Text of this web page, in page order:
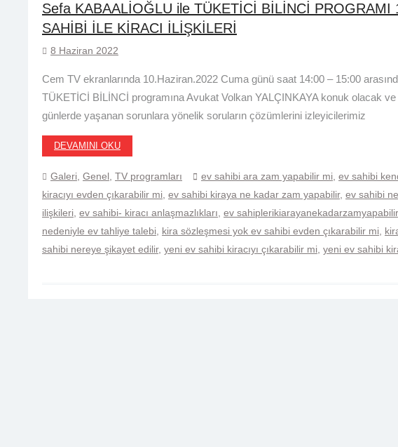
Sefa KABAALİOĞLU ile TÜKETİCİ BİLİNCİ
SAHİBİ İLE KİRACI İLİŞKİLERİ
8 Haziran 2022
Cem TV ekranlarında 10.Haziran.2022 Cuma günü saat 14:00 – 15:00
TÜKETİCİ BİLİNCİ programına Avukat Volkan YALÇINKAYA konuk olacak
günlerde yaşanan sorunlara yönelik soruların çözümlerini izleyicilerimiz
DEVAMINI OKU
Galeri Genel TV programları ev sahibi ara zam yapabilir mi ev sahibi
kiracıyı evden çıkarabilir mi ev sahibi kiraya ne kadar zam yapabilir, ev sahibi
ilişkileri ev sahibi- kiracı anlaşmazlıkları ev sahiplerikiarayanekadarzamyapabilir
nedeniyle ev tahliye talebi
kira sözleşmesi yok ev sahibi evden çıkarabilir mi
sahibi nereye şikayet edilir, yeni ev sahibi kiracıyı çıkarabilir mi yeni ev sahibi